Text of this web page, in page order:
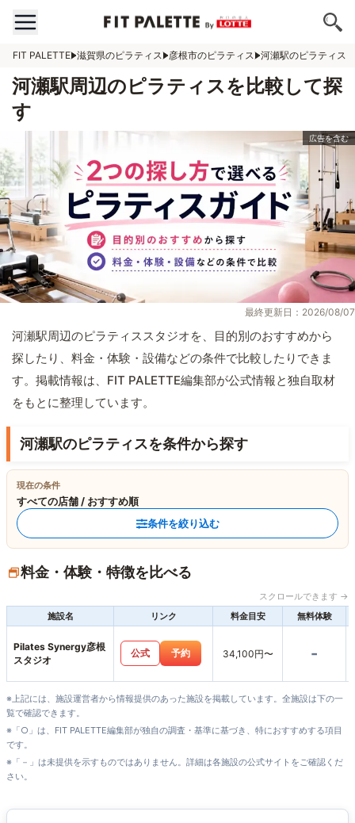
FIT PALETTE 滋賀県のピラティス 彦根市のピラティス 河瀬駅のピラティス
河瀬駅周辺のピラティスを比較して探
す
最終更新日：2026/08/07
河瀬駅周辺のピラティススタジオを、目的別のおすすめから
探したり、料金・体験・設備などの条件で比較したりできま
す。掲載情報は、FIT PALETTE編集部が公式情報と独自取材
をもとに整理しています。
河瀬駅のピラティスを条件から探す
現在の条件
すべての店舗 / おすすめ順
条件を絞り込む
料金・体験・特徴を比べる
スクロールできます →
施設名
リンク 料金目安 無料体験
Pilates Synergy彦根
スタジオ
公式 予約 34,100円〜 -
※上記には、施設運営者から情報提供のあった施設を掲載しています。全施設は下の一
覧で確認できます。
※「○」は、FIT PALETTE編集部が独自の調査・基準に基づき、特におすすめする項目
です。
※「－」は未提供を示すものではありません。詳細は各施設の公式サイトをご確認くだ
さい。